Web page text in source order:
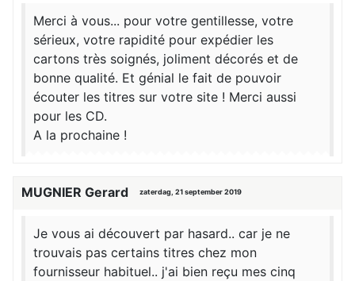
Merci à vous... pour votre gentillesse, votre
sérieux, votre rapidité pour expédier les
cartons très soignés, joliment décorés et de
bonne qualité. Et génial le fait de pouvoir
écouter les titres sur votre site ! Merci aussi
pour les CD.
A la prochaine !
MUGNIER Gerard zaterdag, 21 september 2019
Je vous ai découvert par hasard.. car je ne
trouvais pas certains titres chez mon
fournisseur habituel.. j'ai bien reçu mes cinq